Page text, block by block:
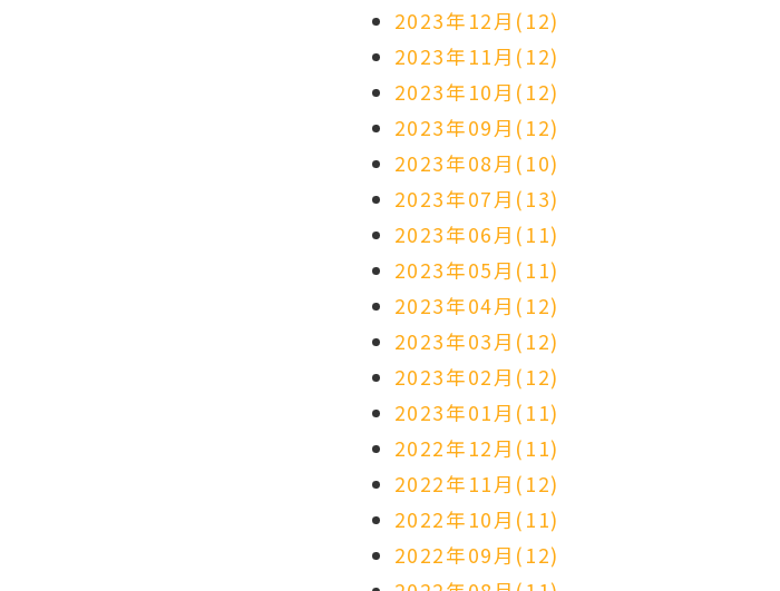
2023年12月(12)
2023年11月(12)
2023年10月(12)
2023年09月(12)
2023年08月(10)
2023年07月(13)
2023年06月(11)
2023年05月(11)
2023年04月(12)
2023年03月(12)
2023年02月(12)
2023年01月(11)
2022年12月(11)
2022年11月(12)
2022年10月(11)
2022年09月(12)